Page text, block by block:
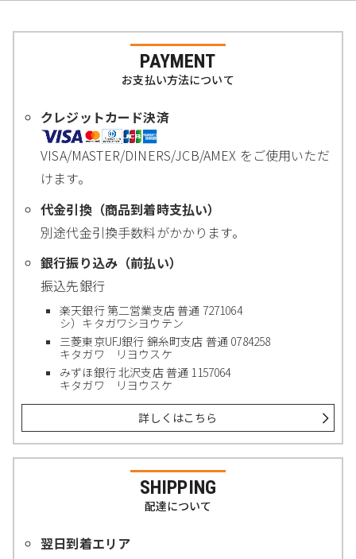
PAYMENT
お支払い方法について
クレジットカード決済
VISA/MASTER/DINERS/JCB/AMEX をご使用いただ
けます。
代金引換（商品到着時支払い）
別途代金引換手数料がかかります。
銀行振り込み（前払い）
振込先銀行
楽天銀行 第二営業支店 普通 7271064
シ）キタガワシヨウテン
三菱東京UFJ銀行 錦糸町支店 普通 0784258
キタガワ リヨウスケ
みずほ銀行 北沢支店 普通 1157064
キタガワ リヨウスケ
詳しくはこちら
SHIPPING
配達について
翌日到着エリア